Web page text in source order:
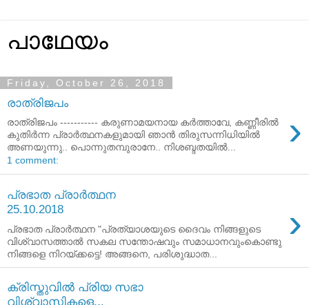
പാഥേയം
Friday, October 26, 2018
രാത്രിജപം
›
രാത്രിജപം ----------- കരുണാമയനായ കർത്താവേ, കണ്ണീരിൽ
കുതിർന്ന പ്രാർത്ഥനകളുമായി ഞാൻ തിരുസന്നിധിയിൽ
അണയുന്നു.. പൊന്നുതമ്പുരാനേ.. നിശബ്ദതയിൽ...
1 comment:
പ്രഭാത പ്രാർത്ഥന
25.10.2018
›
പ്രഭാത പ്രാർത്ഥന "പ്രത്യാശയുടെ ദൈവം നിങ്ങളുടെ
വിശ്വാസത്താല്‍ സകല സന്തോഷവും സമാധാനവുംകൊണ്ടു
നിങ്ങളെ നിറയ്ക്കട്ടെ! അങ്ങനെ, പരിശുദ്ധാത...
ക്രിസ്തുവിൽ പ്രിയ സഭാ
വിശ്വാസികളെ...